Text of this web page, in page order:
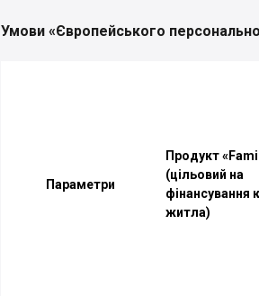
Умови «Європейського
Параметри
Продукт
(цільовий на
фінансування
житла)